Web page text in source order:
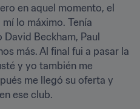
en aquel momento, el
lo máximo. Tenía
Beckham, Paul
más. Al final fui a pasar la
y yo también me
me llegó su oferta y
ese club.